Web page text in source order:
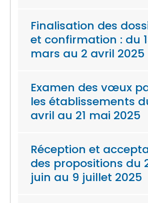
Finalisation des
et confirmation : du
mars au 2 avril 2025
Examen des vœux
les établissements
avril au 21 mai 2025
Réception et
des propositions du
juin au 9 juillet 2025